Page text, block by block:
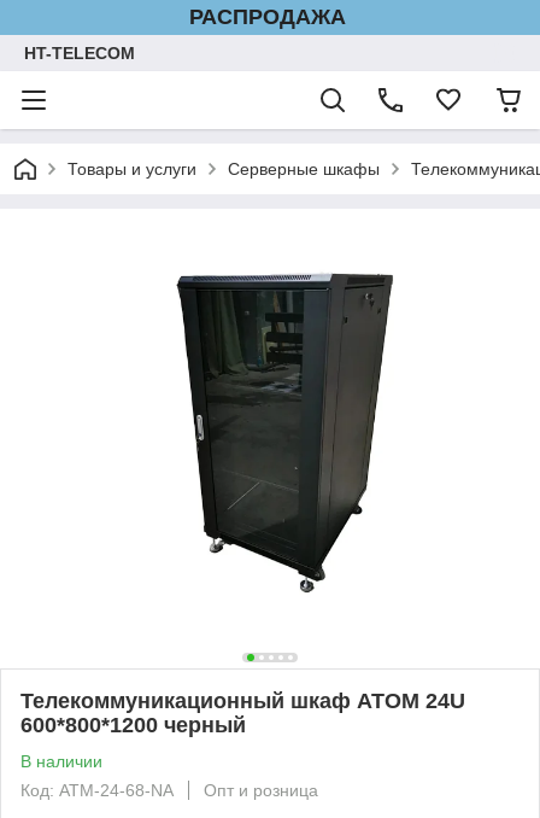
РАСПРОДАЖА
HT-TELECOM
Товары и услуги Серверные шкафы
Телекоммуникационный шкаф ATOM 24U
600*800*1200 черный
В наличии
Код: ATM-24-68-NA
Опт и розница